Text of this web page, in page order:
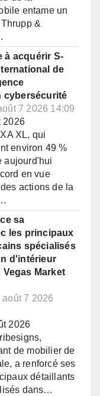
entame un
&
à acquérir S-
de
cybersécurité
7 2026 14:09
2026
XL, qui
environ 49 %
aujourd'hui
en vue
actions de la
sa
les principaux
spécialisés
d'intérieur
Market
7 2026
2026
de mobilier de
a renforcé ses
détaillants
dans…